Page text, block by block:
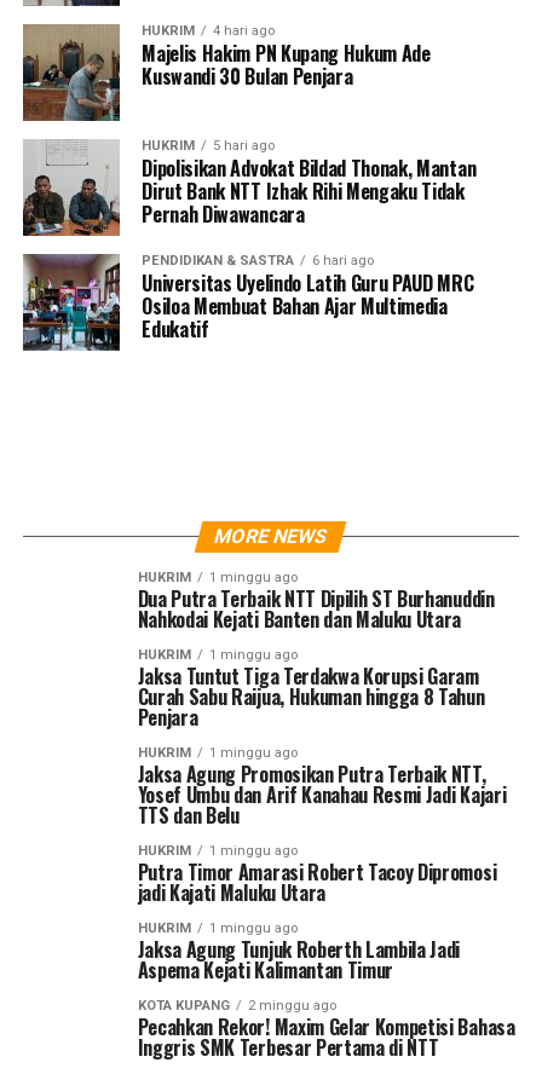
HUKRIM 4 hari ago
Majelis Hakim PN Kupang Hukum Ade
Kuswandi 30 Bulan Penjara
HUKRIM 5 hari ago
Dipolisikan Advokat Bildad Thonak, Mantan
Dirut Bank NTT Izhak Rihi Mengaku Tidak
Pernah Diwawancara
PENDIDIKAN & SASTRA 6 hari ago
Universitas Uyelindo Latih Guru PAUD MRC
Osiloa Membuat Bahan Ajar Multimedia
Edukatif
MORE NEWS
HUKRIM 1 minggu ago
Dua Putra Terbaik NTT Dipilih ST Burhanuddin
Nahkodai Kejati Banten dan Maluku Utara
HUKRIM 1 minggu ago
Jaksa Tuntut Tiga Terdakwa Korupsi Garam
Curah Sabu Raijua, Hukuman hingga 8 Tahun
Penjara
HUKRIM 1 minggu ago
Jaksa Agung Promosikan Putra Terbaik NTT,
Yosef Umbu dan Arif Kanahau Resmi Jadi Kajari
TTS dan Belu
HUKRIM 1 minggu ago
Putra Timor Amarasi Robert Tacoy Dipromosi
jadi Kajati Maluku Utara
HUKRIM 1 minggu ago
Jaksa Agung Tunjuk Roberth Lambila Jadi
Aspema Kejati Kalimantan Timur
KOTA KUPANG 2 minggu ago
Pecahkan Rekor! Maxim Gelar Kompetisi Bahasa
Inggris SMK Terbesar Pertama di NTT